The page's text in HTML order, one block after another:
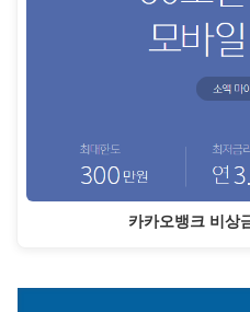
카카오뱅크 비상